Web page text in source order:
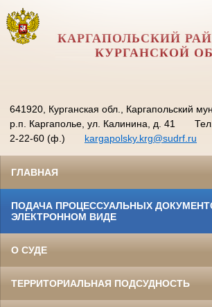
КАРГАПОЛЬСКИЙ
КУРГАНСКОЙ
641920, Курганская обл., Каргапольский
р.п. Каргаполье, ул. Калинина, д. 41
2-22-60 (ф.)
kargapolsky.krg@sudrf.ru
ГЛАВНАЯ
ПОДАЧА ПРОЦЕССУАЛЬНЫХ
ЭЛЕКТРОННОМ ВИДЕ
О СУДЕ
ТЕРРИТОРИАЛЬНАЯ ПОДСУДНОСТЬ